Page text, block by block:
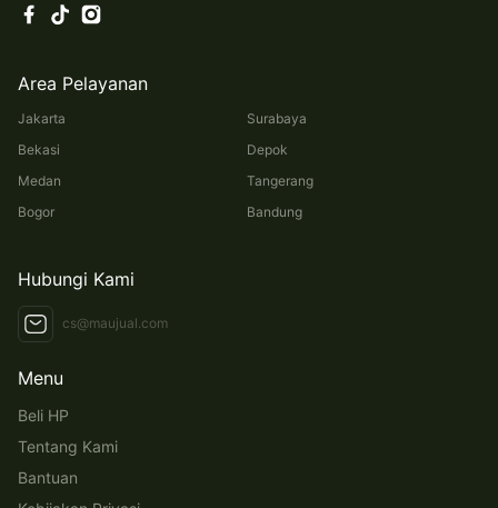
Area Pelayanan
Jakarta
Bekasi
Medan
Bogor
Surabaya
Depok
Tangerang
Bandung
Hubungi Kami
cs@maujual.com
Menu
Beli HP
Tentang Kami
Bantuan